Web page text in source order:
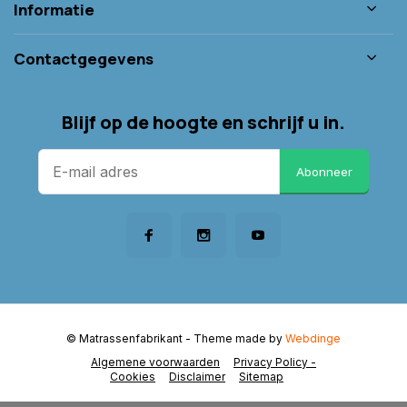
Informatie
Contactgegevens
Blijf op de hoogte en schrijf u in.
Abonneer
Algemene voorwaarden
Privacy Policy -
Cookies
Disclaimer Sitemap
© Matrassenfabrikant - Theme made by Webdinge